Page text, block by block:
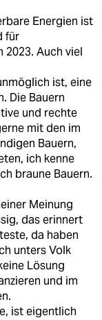
Energien ist
für
2023. Auch viel
ist, eine
Die Bauern
und rechte
mit den im
Bauern,
ich kenne
braune Bauern.
Meinung
das erinnert
da haben
unters Volk
Lösung
und im
ist eigentlich